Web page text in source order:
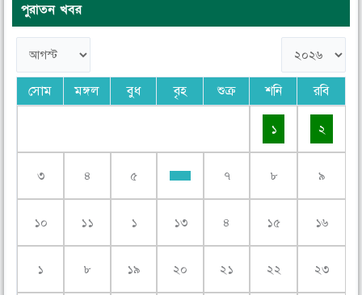
পুরাতন খবর
সোম মঙ্গল বুধ বৃহ শুক্র শনি রবি
১ ২
৩ ৪ ৫ ৭ ৮ ৯
১০ ১১ ১ ১৩ ৪ ১৫ ১৬
১ ৮ ১৯ ২০ ২১ ২২ ২৩